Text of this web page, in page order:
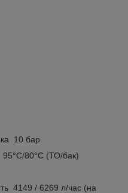
10 бар
80°C (ТО/бак)
4149 / 6269 л/час (на